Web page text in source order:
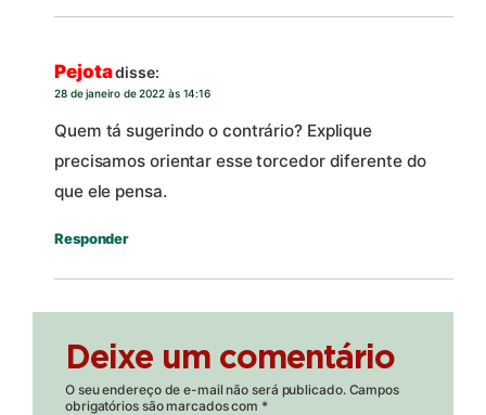
Pejotadisse:
28 de janeiro de 2022 às 14:16
Quem tá sugerindo o contrário? Explique
precisamos orientar esse torcedor diferente do
que ele pensa.
Responder
Deixe um comentário
O seu endereço de e-mail não será publicado. Campos
obrigatórios são marcados com *